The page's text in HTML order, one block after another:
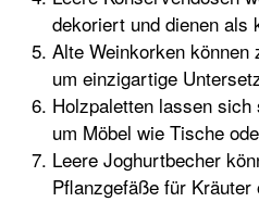
dekoriert und dienen als
Alte Weinkorken können
um einzigartige
Holzpaletten lassen
um Möbel wie Tische
Leere Joghurtbecher
Pflanzgefäße für